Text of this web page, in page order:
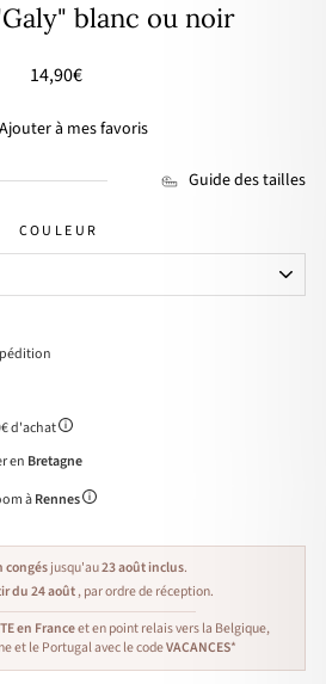
blanc ou noir
Prix
14,90€
Ajouter à mes favoris
Guide des tailles
COULEUR
d'achat
en Bretagne
àRennes
congésjusqu'au23 août inclus.
du 24 août, par ordre de réception.
en Franceet en point relais vers la Belgique,
et le Portugal avec le codeVACANCES*